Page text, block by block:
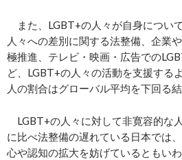
また、LGBT+の人々が自身につい
人々への差別に関する法整備、企業
極推進、テレビ・映画・広告での
ど、LGBT+の人々の活動を支援する
人の割合はグローバル平均を下回る
LGBT+の人々に対して非寛容的な
に比べ法整備の遅れている日本では
心や認知の拡大を妨げているともい